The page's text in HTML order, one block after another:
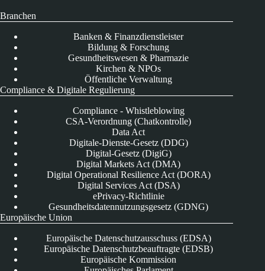
Branchen
Banken & Finanzdienstleister
Bildung & Forschung
Gesundheitswesen & Pharmazie
Kirchen & NPOs
Öffentliche Verwaltung
Compliance & Digitale Regulierung
Compliance - Whistleblowing
CSA-Verordnung (Chatkontrolle)
Data Act
Digitale-Dienste-Gesetz (DDG)
Digital-Gesetz (DigiG)
Digital Markets Act (DMA)
Digital Operational Resilience Act (DORA)
Digital Services Act (DSA)
ePrivacy-Richtlinie
Gesundheitsdatennutzungsgesetz (GDNG)
Europäische Union
Europäische Datenschutzausschuss (EDSA)
Europäische Datenschutzbeauftragte (EDSB)
Europäische Kommission